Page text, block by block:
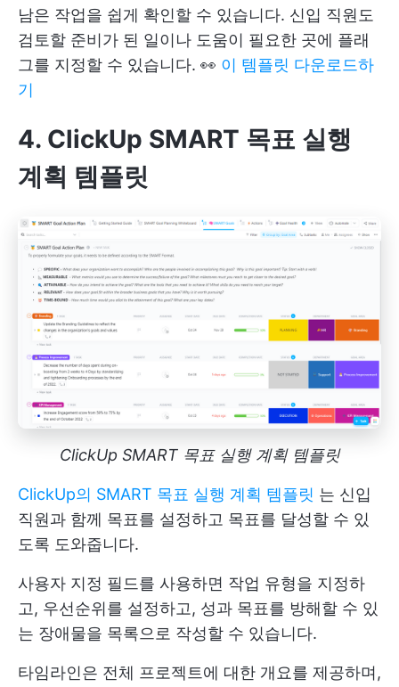
남은 작업을 쉽게 확인할 수 있습니다. 신입 직원도
검토할 준비가 된 일이나 도움이 필요한 곳에 플래
그를 지정할 수 있습니다. 👀 이 템플릿 다운로드하
기
4. ClickUp SMART 목표 실행
계획 템플릿
ClickUp SMART 목표 실행 계획 템플릿
ClickUp의 SMART 목표 실행 계획 템플릿 는 신입
직원과 함께 목표를 설정하고 목표를 달성할 수 있
도록 도와줍니다.
사용자 지정 필드를 사용하면 작업 유형을 지정하
고, 우선순위를 설정하고, 성과 목표를 방해할 수 있
는 장애물을 목록으로 작성할 수 있습니다.
타임라인은 전체 프로젝트에 대한 개요를 제공하며,